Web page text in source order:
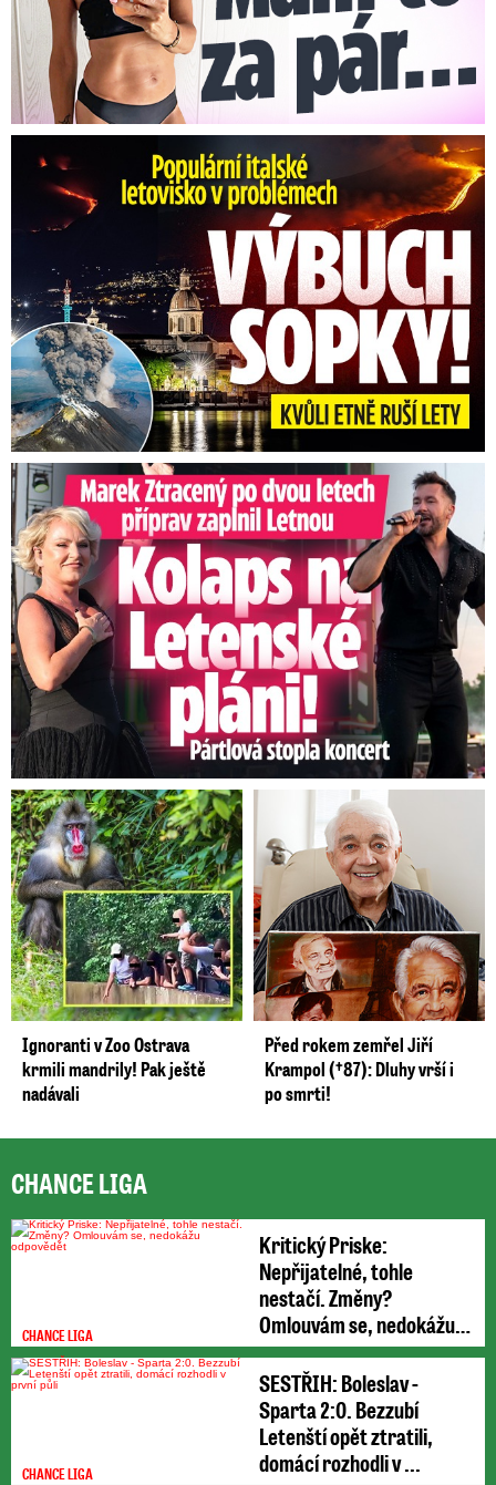
Erupce sicilské sopky Etny: Ruší desítky letů
Marek Ztracený na Letné: Pártlová stopla koncert
Ignoranti v Zoo Ostrava
krmili mandrily! Pak ještě
nadávali
Před rokem zemřel Jiří
Krampol (†87): Dluhy vrší i
po smrti!
CHANCE LIGA
CHANCE LIGA
Kritický Priske:
Nepřijatelné, tohle
nestačí. Změny?
Omlouvám se, nedokážu
odpovědět
CHANCE LIGA
SESTŘIH: Boleslav -
Sparta 2:0. Bezzubí
Letenští opět ztratili,
domácí rozhodli v ...